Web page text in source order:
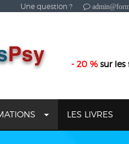
Une question ?
- 20 %sur
LES LIVRES